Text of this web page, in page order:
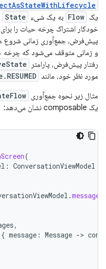
یک Flow به یک شیء Compose State
خودکار اشتراک چرخه حیات را
پیش‌فرض، جمع‌آوری زمانی
و زمانی متوقف می‌شود که چرخه
رفتار پیش‌فرض، پارامتر
مورد نظر خود، مانند
مثال زیر نحوه جمع‌آوری
یک composable نشان می‌دهد:
(
: ConversationViewModel
.messages
,
{ message : Message ->